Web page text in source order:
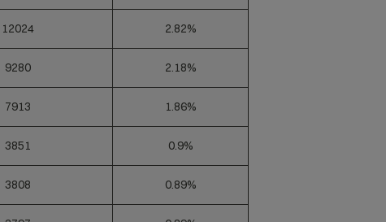
12024 2.82%
9280 2.18%
7913 1.86%
3851 0.9%
3808 0.89%